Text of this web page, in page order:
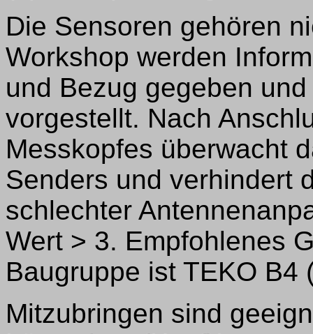
Die Sensoren gehören
Workshop werden
und Bezug gegeben
vorgestellt. Nach
Messkopfes überwacht
Senders und verhindert
schlechter
Wert > 3. Empfohlenes
Baugruppe ist TEKO B4
Mitzubringen sind